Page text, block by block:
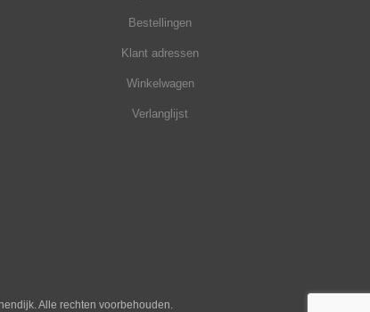
Bestellingen
Klant adressen
Winkelwagen
Verlanglijst
Alle rechten voorbehouden.